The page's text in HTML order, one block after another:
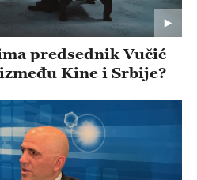
predsednik Vučić
Kine i Srbije?